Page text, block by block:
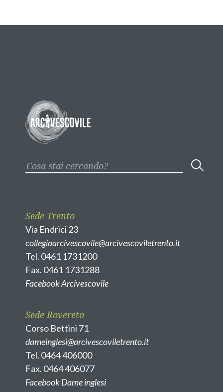
Sede Trento
Via Endrici 23
collegioarcivescovile@arcivescoviletrento.it
Tel. 0461 1731200
Fax. 0461 1731288
Facebook Arcivescovile
Sede Rovereto
Corso Bettini 71
dameinglesi@arcivescoviletrento.it
Tel. 0464 406000
Fax. 0464 406077
Facebook Dame inglesi